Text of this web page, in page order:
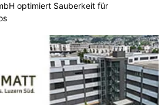
optimiert Sauberkeit für